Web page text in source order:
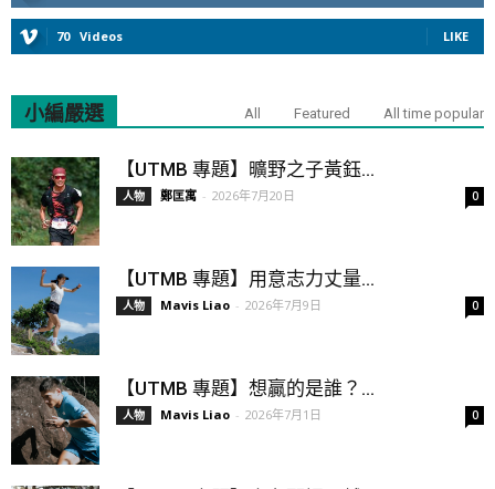
70 Videos LIKE
小編嚴選 All Featured All time popular
【UTMB 專題】曠野之子黃鈺...
人物 鄭匡寓 - 2026年7月20日 0
【UTMB 專題】用意志力丈量...
人物 Mavis Liao - 2026年7月9日 0
【UTMB 專題】想贏的是誰？...
人物 Mavis Liao - 2026年7月1日 0